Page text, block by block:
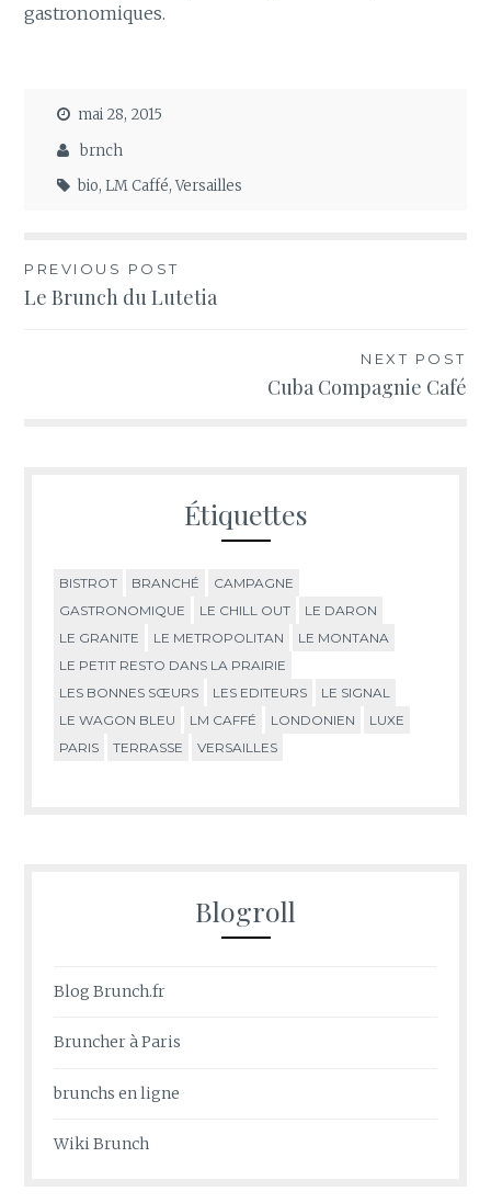
gastronomiques.
mai 28, 2015
brnch
bio,LM Caffé,Versailles
Navigation
de
PREVIOUS POST
Le Brunch du Lutetia
NEXT POST
Cuba Compagnie Café
Étiquettes
BISTROT BRANCHÉ
CAMPAGNE
GASTRONOMIQUE
LE CHILL OUT
LE DARON
LE GRANITE
LE METROPOLITAN
LE MONTANA
LE PETIT RESTO DANS LA PRAIRIE
LES BONNES SŒURS
LES EDITEURS
LE SIGNAL
LE WAGON BLEU
LM CAFFÉ LONDONIEN
LUXE
PARIS
TERRASSE VERSAILLES
Blogroll
Blog Brunch.fr
Bruncher à Paris
brunchs en ligne
Wiki Brunch